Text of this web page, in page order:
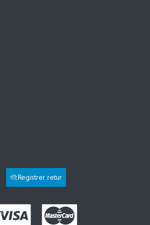
Registrer retur